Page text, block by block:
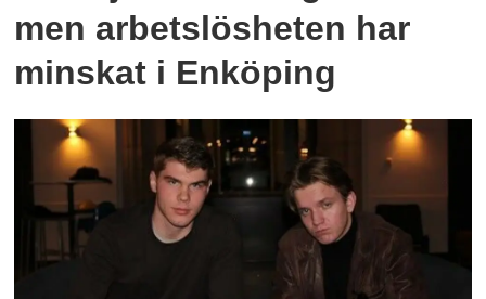
men arbetslösheten har
minskat i Enköping